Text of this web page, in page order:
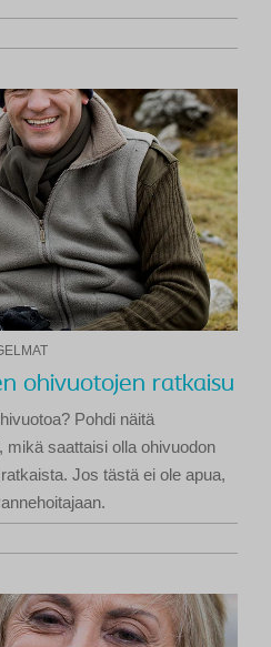
ohivuotojen ratkaisu
Pohdi näitä
saattaisi olla ohivuodon
Jos tästä ei ole apua,